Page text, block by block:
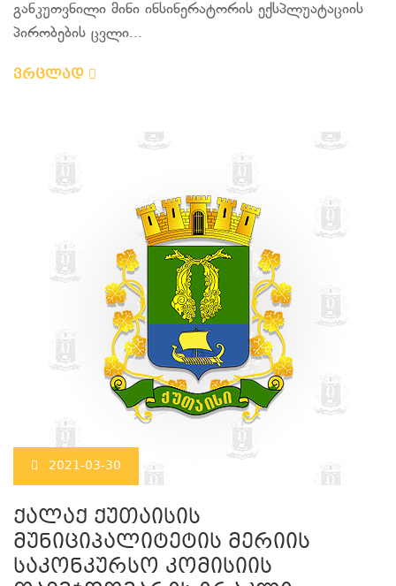
განკუთვნილი მინი ინსინერატორის ექსპლუატაციის
პირობების ცვლი...
ვრცლად
2021-03-30
ქალაქ ქუთაისის
მუნიციპალიტეტის მერიის
საკონკურსო კომისიის